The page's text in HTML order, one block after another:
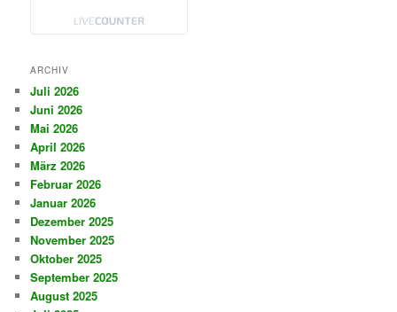
ARCHIV
Juli 2026
Juni 2026
Mai 2026
April 2026
März 2026
Februar 2026
Januar 2026
Dezember 2025
November 2025
Oktober 2025
September 2025
August 2025